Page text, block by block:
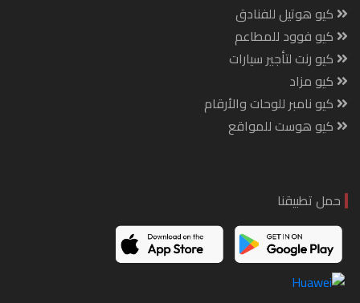
كيو هوتيل للفنادق
كيو فوود للمطاعم
كيو رنت لتأجير سيارات
كيو مزاد
كيو نامبر للوحات والأرقام
كيو هوست للمواقع
حمل تطبيقنا